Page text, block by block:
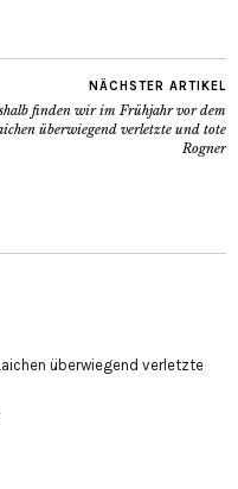
NÄCHSTER ARTIKEL
finden wir im Frühjahr vor dem
überwiegend verletzte und tote
Rogner
überwiegend verletzte